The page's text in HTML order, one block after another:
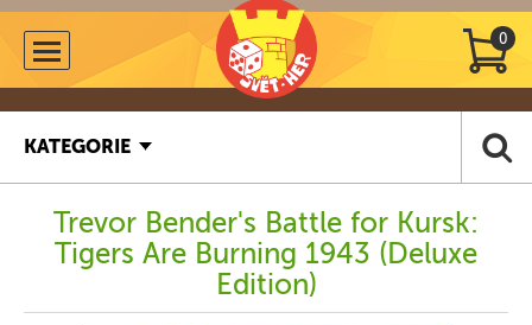
0
KATEGORIE
Trevor Bender's Battle for Kursk:
Tigers Are Burning 1943 (Deluxe
Edition)